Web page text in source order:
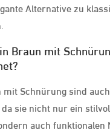
Alternative zu
Braun mit
mit Schnürung sind
sie nicht nur ein
auch funktionalen